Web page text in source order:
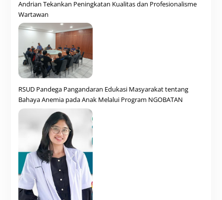
Andrian Tekankan Peningkatan Kualitas dan Profesionalisme
Wartawan
RSUD Pandega Pangandaran Edukasi Masyarakat tentang
Bahaya Anemia pada Anak Melalui Program NGOBATAN